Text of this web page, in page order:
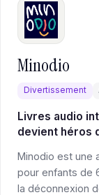
Minodio
Divertissement
Livres audio
devient héros
Minodio est une
pour enfants de
la déconnexion